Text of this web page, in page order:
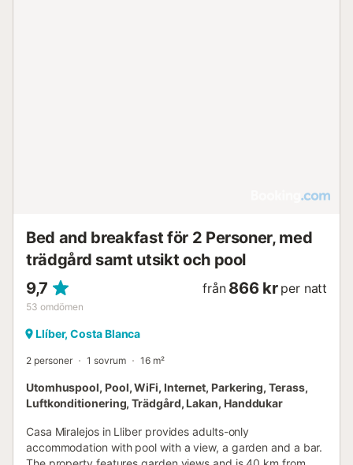
Bed and breakfast för 2 Personer, med
trädgård samt utsikt och pool
9,7
53 omdömen
från 866 kr per natt
Llíber, Costa Blanca
2 personer 1 sovrum 16 m²
Utomhuspool, Pool, WiFi, Internet, Parkering, Terass,
Luftkonditionering, Trädgård, Lakan, Handdukar
Casa Miralejos in Lliber provides adults-only
accommodation with pool with a view, a garden and a bar.